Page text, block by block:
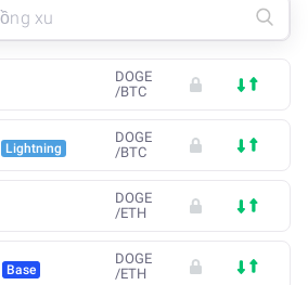
DOGE
/BTC
Lightning
DOGE
/BTC
DOGE
/ETH
Base
DOGE
/ETH